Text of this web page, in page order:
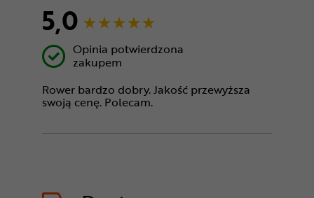
5,0
Opinia potwierdzona
zakupem
Rower bardzo dobry. Jakość przewyższa
swoją cenę. Polecam.